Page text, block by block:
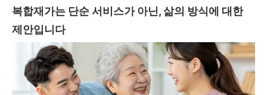
복합재가는 단순 서비스가 아닌, 삶의 방식에 대한
제안입니다